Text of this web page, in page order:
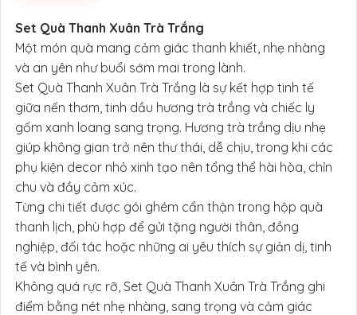
Set Quà Thanh Xuân Trà Trắng
Một món quà mang cảm giác thanh khiết, nhẹ nhàng
và an yên như buổi sớm mai trong lành.
Set Quà Thanh Xuân Trà Trắng là sự kết hợp tinh tế
giữa nến thơm, tinh dầu hương trà trắng và chiếc ly
gốm xanh loang sang trọng. Hương trà trắng dịu nhẹ
giúp không gian trở nên thư thái, dễ chịu, trong khi các
phụ kiện decor nhỏ xinh tạo nên tổng thể hài hòa, chỉn
chu và đầy cảm xúc.
Từng chi tiết được gói ghém cẩn thận trong hộp quà
thanh lịch, phù hợp để gửi tặng người thân, đồng
nghiệp, đối tác hoặc những ai yêu thích sự giản dị, tinh
tế và bình yên.
Không quá rực rỡ, Set Quà Thanh Xuân Trà Trắng ghi
điểm bằng nét nhẹ nhàng, sang trọng và cảm giác